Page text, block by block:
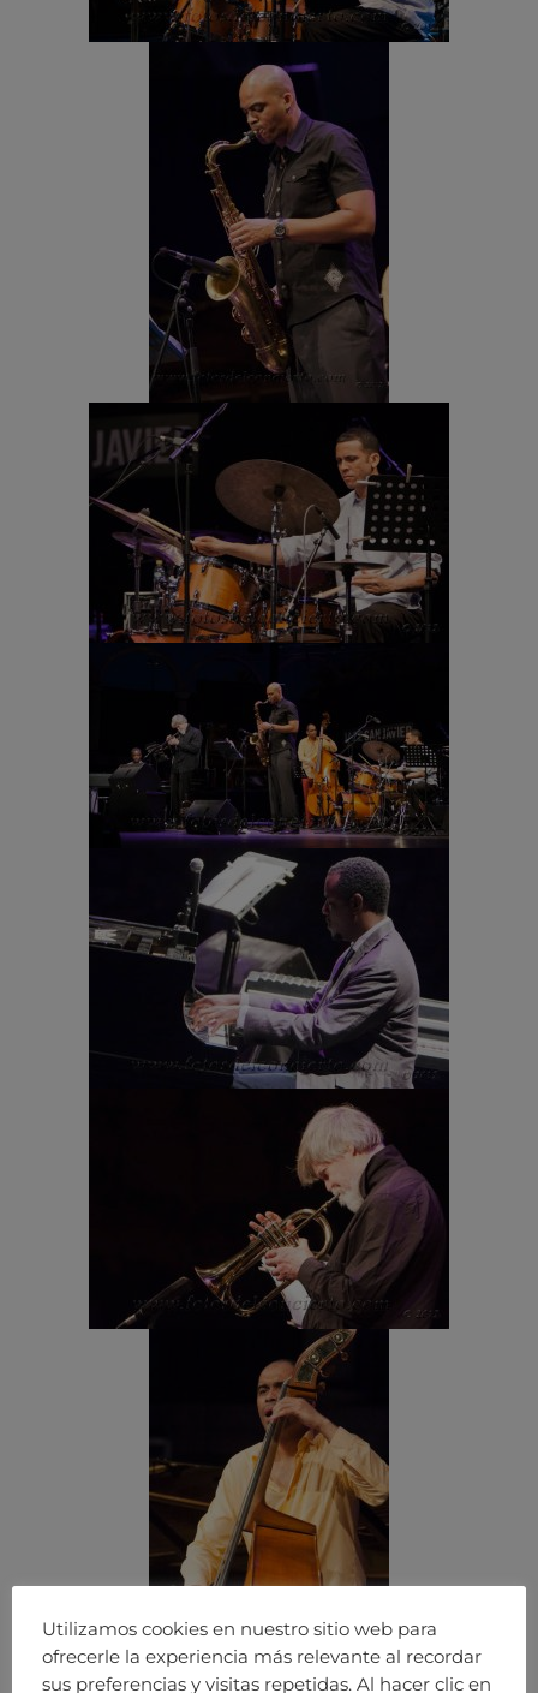
Utilizamos cookies en nuestro sitio web para
ofrecerle la experiencia más relevante al recordar
sus preferencias y visitas repetidas. Al hacer clic en